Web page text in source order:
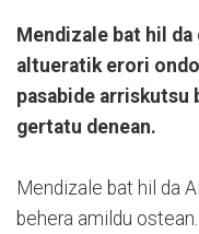
Mendizale bat hil
altueratik erori
pasabide arriskutsu
gertatu denean.
Mendizale bat hil da
behera amildu